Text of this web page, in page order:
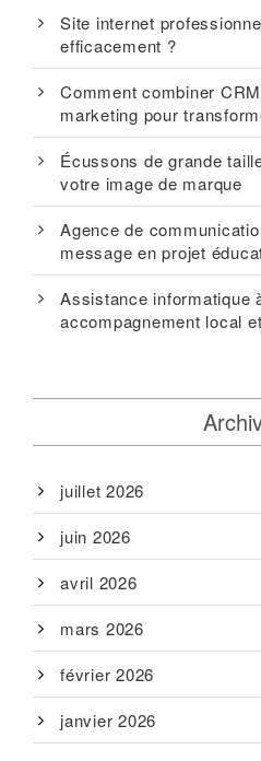
Site internet
efficacement ?
Comment combiner
marketing pour
Écussons de grande
votre image de marque
Agence de
message en projet
Assistance informatique
accompagnement local
juillet 2026
juin 2026
avril 2026
mars 2026
février 2026
janvier 2026